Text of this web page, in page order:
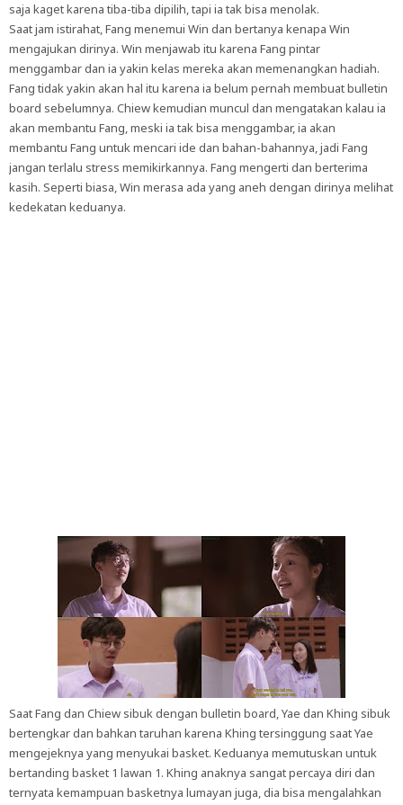
saja kaget karena tiba-tiba dipilih, tapi ia tak bisa menolak.
Saat jam istirahat, Fang menemui Win dan bertanya kenapa Win
mengajukan dirinya. Win menjawab itu karena Fang pintar
menggambar dan ia yakin kelas mereka akan memenangkan hadiah.
Fang tidak yakin akan hal itu karena ia belum pernah membuat bulletin
board sebelumnya. Chiew kemudian muncul dan mengatakan kalau ia
akan membantu Fang, meski ia tak bisa menggambar, ia akan
membantu Fang untuk mencari ide dan bahan-bahannya, jadi Fang
jangan terlalu stress memikirkannya. Fang mengerti dan berterima
kasih. Seperti biasa, Win merasa ada yang aneh dengan dirinya melihat
kedekatan keduanya.
Saat Fang dan Chiew sibuk dengan bulletin board, Yae dan Khing sibuk
bertengkar dan bahkan taruhan karena Khing tersinggung saat Yae
mengejeknya yang menyukai basket. Keduanya memutuskan untuk
bertanding basket 1 lawan 1. Khing anaknya sangat percaya diri dan
ternyata kemampuan basketnya lumayan juga, dia bisa mengalahkan